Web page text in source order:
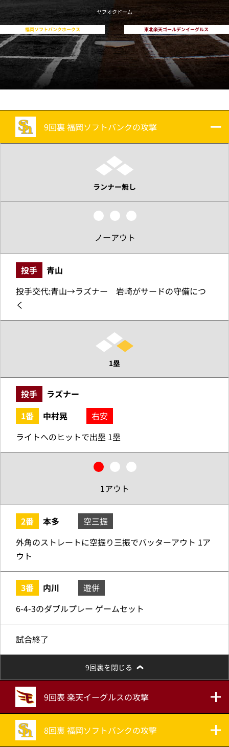
福岡ソフトバンクホークス
ヤフオクドーム
東北楽天ゴールデンイーグルス
9回裏 福岡ソフトバンクの攻撃
ランナー無し
ノーアウト
投手
青山
投手交代:青山→ラズナー 岩崎がサードの守備につ
く
1塁
投手
ラズナー
1番
中村晃
右安
ライトへのヒットで出塁 1塁
1アウト
2番 本多
空三振
外角のストレートに空振り三振でバッターアウト 1ア
ウト
3番 内川
遊併
6-4-3のダブルプレー ゲームセット
試合終了
9回裏を閉じる
9回表 楽天イーグルスの攻撃
8回裏 福岡ソフトバンクの攻撃